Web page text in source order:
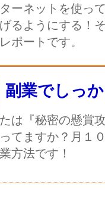
ーネットを使っ
るようにする！
ポートです。
副業でしっ
は『秘密の懸賞
てますか？月１
方法です！